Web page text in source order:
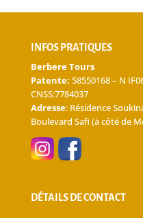
INFOS PRATIQUES
Berbere Tours
Patente: 58550168 – N
CNSS:7784037
Adresse: Résidence
Boulevard Safi (à côté de
DÉTAILS DE CONTACT